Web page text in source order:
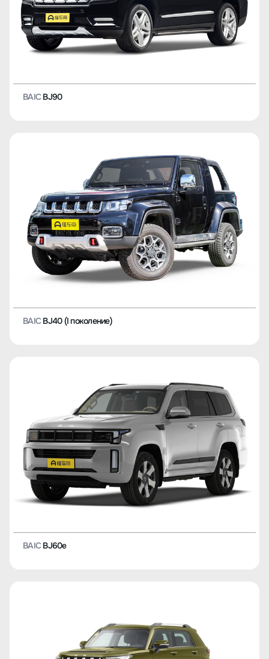
BAICBJ90
BAICBJ40 (I поколение)
BAICBJ60e